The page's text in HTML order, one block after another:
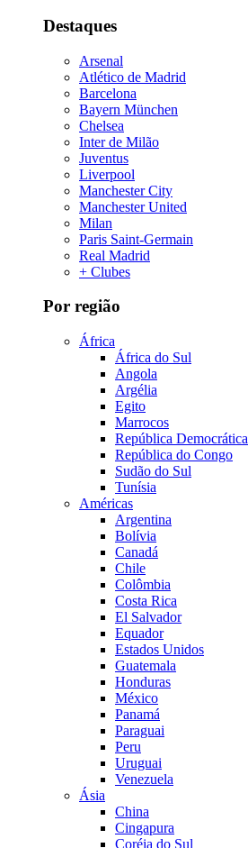
Destaques
Arsenal
Atlético de Madrid
Barcelona
Bayern München
Chelsea
Inter de Milão
Juventus
Liverpool
Manchester City
Manchester United
Milan
Paris Saint-Germain
Real Madrid
+ Clubes
Por região
África
África do Sul
Angola
Argélia
Egito
Marrocos
República
República do Congo
Sudão do Sul
Tunísia
Américas
Argentina
Bolívia
Canadá
Chile
Colômbia
Costa Rica
El Salvador
Equador
Estados Unidos
Guatemala
Honduras
México
Panamá
Paraguai
Peru
Uruguai
Venezuela
Ásia
China
Cingapura
Coréia do Sul